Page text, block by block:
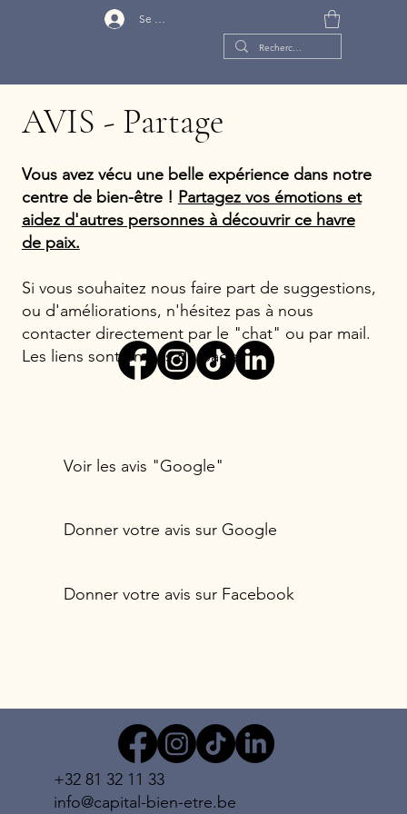
Se connecter
AVIS - Partage
Vous avez vécu une belle expérience dans notre
centre de bien-être ! Partagez vos émotions et
aidez d'autres personnes à découvrir ce havre
de paix.
Si vous souhaitez nous faire part de suggestions,
ou d'améliorations, n'hésitez pas à nous
contacter directement par le "chat" ou par mail.
Les liens sont en bas de page.
Voir les avis "Google"
Donner votre avis sur Google
Donner votre avis sur Facebook
RÈGLEMENT INTÉRIEUR
+32 81 32 11 33
info@capital-bien-etre.be